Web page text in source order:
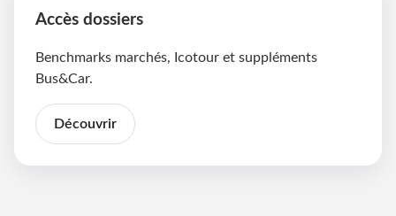
Accès dossiers
Benchmarks marchés, Icotour et suppléments
Bus&Car.
Découvrir